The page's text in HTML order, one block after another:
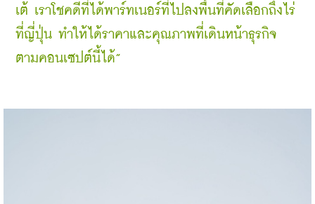
เต้ เราโชคดีที่ได้พาร์ทเนอร์ที่ไปลงพื้นที่คัดเลือกถึงไร่
ที่ญี่ปุ่น ทำให้ได้ราคาและคุณภาพที่เดินหน้าธุรกิจ
ตามคอนเซปต์นี้ได้”